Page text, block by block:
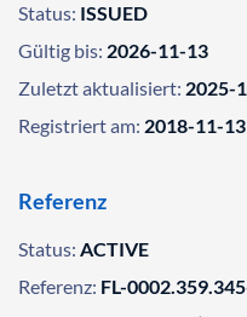
Status: ISSUED
Gültig bis: 2026-11-13
Zuletzt aktualisiert: 2025-
Registriert am: 2018-11-13
Referenz
Status: ACTIVE
Referenz: FL-